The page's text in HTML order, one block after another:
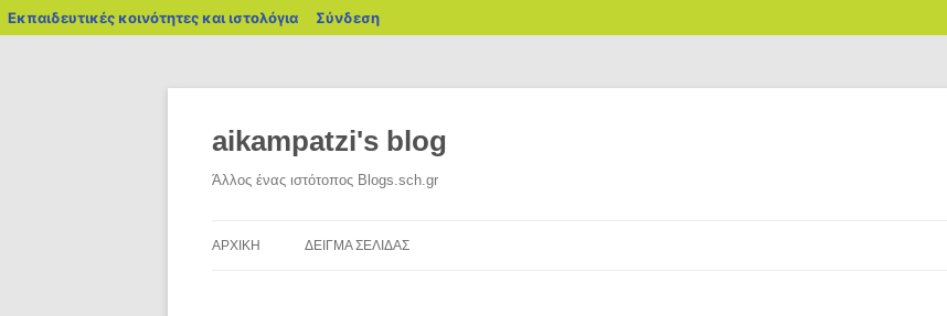
Εκπαιδευτικές κοινότητες και ιστολόγια blogs.sch.gr
Σύνδεση
aikampatzi's blog
Άλλος ένας ιστότοπος Blogs.sch.gr
ΑΡΧΙΚΉ ΔΕΊΓΜΑ ΣΕΛΊΔΑΣ